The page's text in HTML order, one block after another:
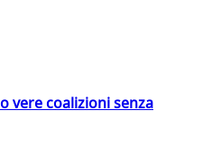
vere coalizioni senza